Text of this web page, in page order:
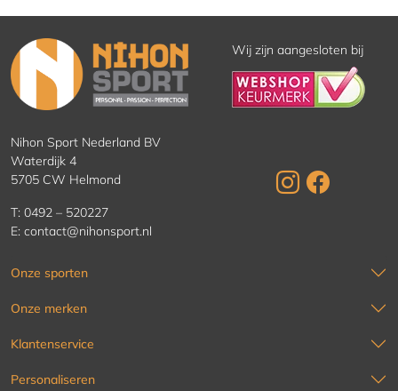
Wij zijn aangesloten bij
Nihon Sport Nederland BV
Waterdijk 4
5705 CW Helmond
T: 0492 – 520227
E: contact@nihonsport.nl
Onze sporten
Onze merken
Klantenservice
Personaliseren